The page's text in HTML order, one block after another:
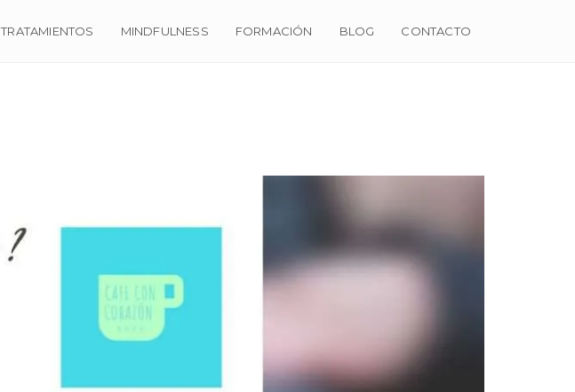
TRATAMIENTOS MINDFULNESS FORMACIÓN BLOG CONTACTO